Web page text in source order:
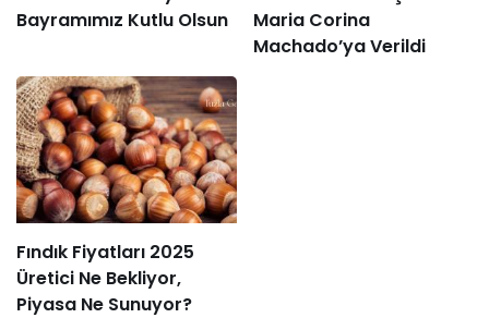
Bayramımız Kutlu Olsun
Maria Corina
Machado’ya Verildi
Fındık Fiyatları 2025
Üretici Ne Bekliyor,
Piyasa Ne Sunuyor?